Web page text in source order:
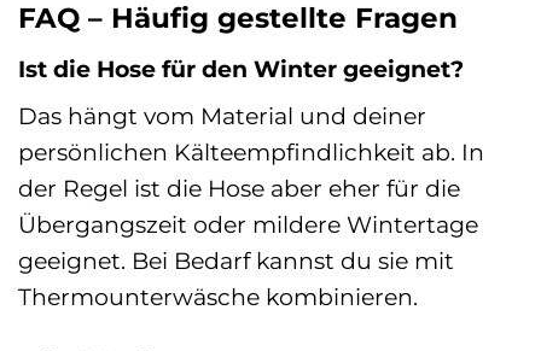
FAQ – Häufig gestellte Fragen
Ist die Hose für den Winter geeignet?
Das hängt vom Material und deiner
persönlichen Kälteempfindlichkeit ab. In
der Regel ist die Hose aber eher für die
Übergangszeit oder mildere Wintertage
geeignet. Bei Bedarf kannst du sie mit
Thermounterwäsche kombinieren.